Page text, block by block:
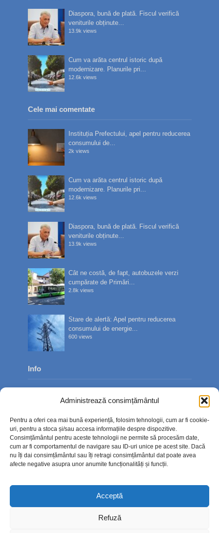
Administrează consimțământul
Pentru a oferi cea mai bună experiență, folosim tehnologii, cum ar fi cookie-
uri, pentru a stoca și/sau accesa informațiile despre dispozitive.
Consimțământul pentru aceste tehnologii ne permite să procesăm date,
cum ar fi comportamentul de navigare sau ID-uri unice pe acest site. Dacă
nu îți dai consimțământul sau îți retragi consimțământul dat poate avea
afecte negative asupra unor anumite funcționalități și funcții.
Acceptă
Refuză
Diaspora, bună de plată. Fiscul verifică
veniturile obținute...
13.9k views
Cum va arăta centrul istoric după
modernizare. Planurile pri...
12.6k views
Cele mai comentate
Instituția Prefectului, apel pentru reducerea
consumului de...
2k views
Cum va arăta centrul istoric după
modernizare. Planurile pri...
12.6k views
Diaspora, bună de plată. Fiscul verifică
veniturile obținute...
13.9k views
Cât ne costă, de fapt, autobuzele verzi
cumpărate de Primări...
2.8k views
Stare de alertă: Apel pentru reducerea
consumului de energie...
600 views
Info
Contact
Politica de confidențialitate
Politică cookie-uri (UE)